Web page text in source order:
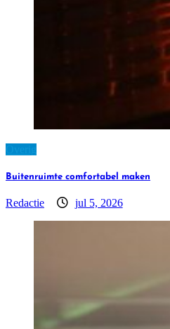
Buitenruimte comfortabel maken
Redactie jul 5, 2026